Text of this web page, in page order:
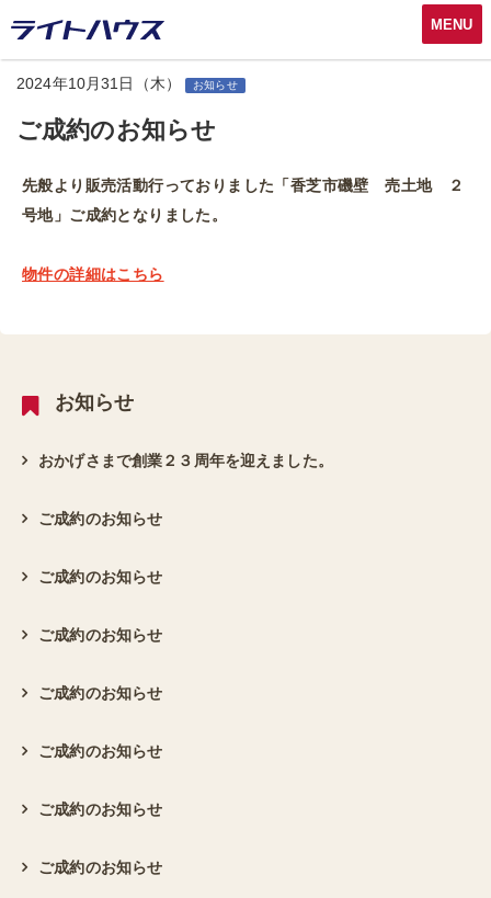
MENU
2024年10月31日（木） お知らせ
ご成約のお知らせ
先般より販売活動行っておりました「香芝市磯壁 売土地 ２
号地」ご成約となりました。
物件の詳細はこちら
お知らせ
おかげさまで創業２３周年を迎えました。
ご成約のお知らせ
ご成約のお知らせ
ご成約のお知らせ
ご成約のお知らせ
ご成約のお知らせ
ご成約のお知らせ
ご成約のお知らせ